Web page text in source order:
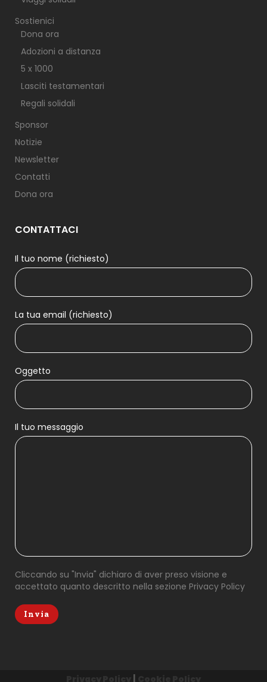
Sostienici
Dona ora
Adozioni a distanza
5 x 1000
Lasciti testamentari
Regali solidali
Sponsor
Notizie
Newsletter
Contatti
Dona ora
CONTATTACI
Il tuo nome (richiesto)
La tua email (richiesto)
Oggetto
Il tuo messaggio
Cliccando su "Invia" dichiaro di aver preso visione e
accettato quanto descritto nella sezione Privacy Policy